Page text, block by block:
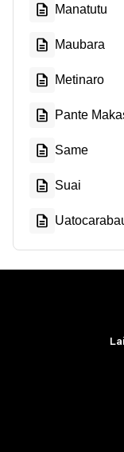
Manatutu
Maubara
Metinaro
Pante
Same
Suai